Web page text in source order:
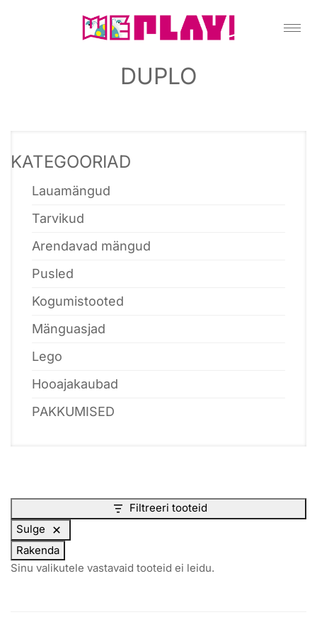
DUPLO
KATEGOORIAD
Lauamängud
Tarvikud
Arendavad mängud
Pusled
Kogumistooted
Mänguasjad
Lego
Hooajakaubad
PAKKUMISED
Filtreeri tooteid
Sulge
Rakenda
Sinu valikutele vastavaid tooteid ei leidu.